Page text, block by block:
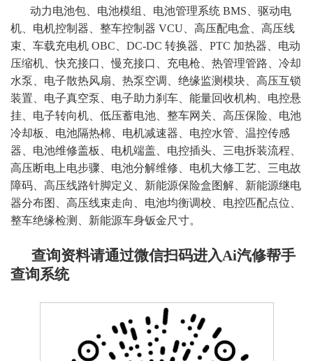
动力电池包、电池模组、电池管理系统 BMS、驱动电
机、电机控制器、整车控制器 VCU、高压配电盒、高压线
束、车载充电机 OBC、DC-DC 转换器、PTC 加热器、电动
压缩机、快充接口、慢充接口、充电枪、热管理管路、冷却
水泵、电子散热风扇、热泵空调、绝缘监测模块、高压互锁
装置、电子真空泵、电子助力刹车、能量回收机构、电控悬
挂、电子转向机、低压蓄电池、整车网关、高压保险、电池
冷却板、电池隔热棉、电机减速器、电控水管、温控传感
器、电池维修盖板、电机端盖、电控插头、三电拆装流程、
高压断电上电步骤、电池分解维修、电机大修工艺、三电故
障码、高压线路针脚定义、新能源保险盒图解、新能源继电
器分布图、高压线束走向、电池均衡调校、电控匹配点位、
整车绝缘检测、新能源车身钣金尺寸。
查询资料请通过微信扫码进入Ai汽修帮手
查询系统